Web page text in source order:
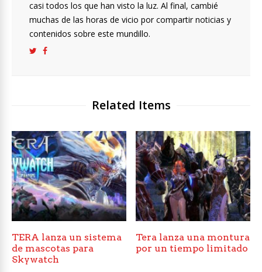
casi todos los que han visto la luz. Al final, cambié
muchas de las horas de vicio por compartir noticias y
contenidos sobre este mundillo.
Related Items
TERA lanza un sistema
de mascotas para
Skywatch
Tera lanza una montura
por un tiempo limitado